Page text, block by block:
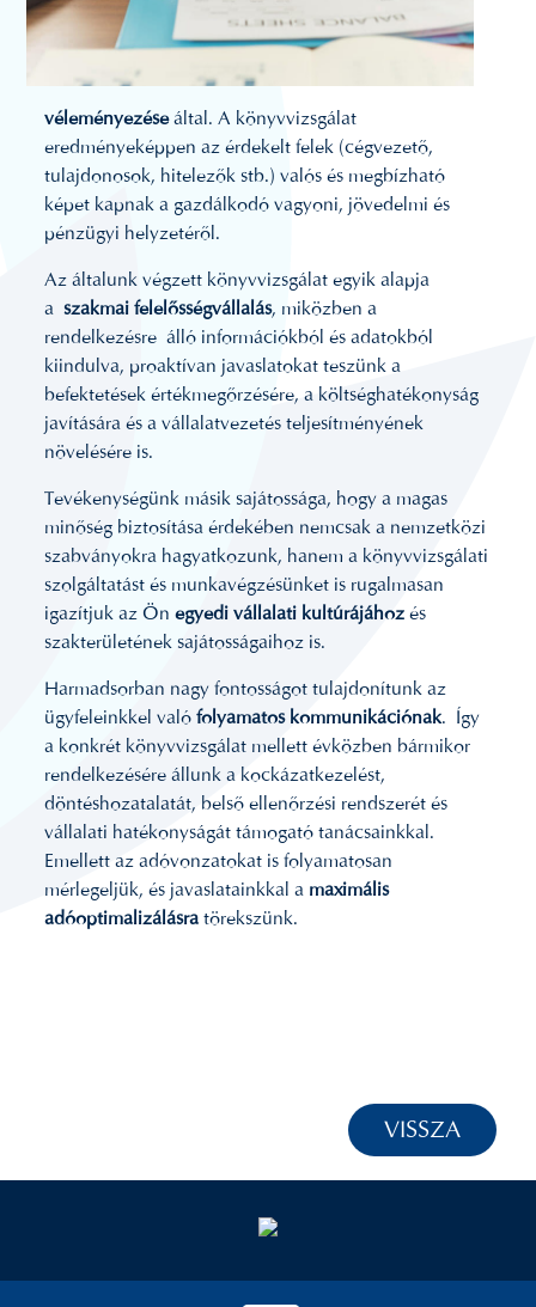
véleményezéseáltal. A könyvvizsgálat
eredményeképpen az érdekelt felek (cégvezető,
tulajdonosok, hitelezők stb.) valós és megbízható
képet kapnak a gazdálkodó vagyoni, jövedelmi és
pénzügyi helyzetéről.
Az általunk végzett könyvvizsgálat egyik alapja
aszakmai felelősségvállalás, miközben a
rendelkezésre álló információkból és adatokból
kiindulva, proaktívan javaslatokat teszünk a
befektetések értékmegőrzésére, a költséghatékonyság
javítására és a vállalatvezetés teljesítményének
növelésére is.
Tevékenységünk másik sajátossága, hogy a magas
minőség biztosítása érdekében nemcsak a nemzetközi
szabványokra hagyatkozunk, hanem a könyvvizsgálati
szolgáltatást és munkavégzésünket is rugalmasan
igazítjuk az Önegyedi vállalati kultúrájához és
szakterületének sajátosságaihoz is.
Harmadsorban nagy fontosságot tulajdonítunk az
ügyfeleinkkel valófolyamatos kommunikációnak. Így
a konkrét könyvvizsgálat mellett évközben bármikor
rendelkezésére állunk a kockázatkezelést,
döntéshozatalatát, belső ellenőrzési rendszerét és
vállalati hatékonyságát támogató tanácsainkkal.
Emellett az adóvonzatokat is folyamatosan
mérlegeljük, és javaslatainkkal a maximális
adóoptimalizálásra törekszünk.
VISSZA